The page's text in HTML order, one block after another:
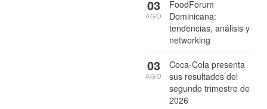
FoodForum
Dominicana:
tendencias, análisis y
networking
03
AGO
Coca-Cola presenta
sus resultados del
segundo trimestre de
2026
03
AGO